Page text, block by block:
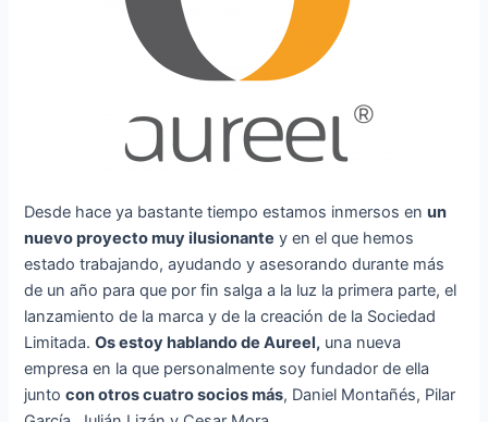
Desde hace ya bastante tiempo estamos inmersos enun
nuevo proyecto muy ilusionante y en el que hemos
estado trabajando, ayudando y asesorando durante más
de un año para que por fin salga a la luz la primera parte, el
lanzamiento de la marca y de la creación de la Sociedad
Limitada.Os estoy hablando de Aureel, una nueva
empresa en la que personalmente soy fundador de ella
juntocon otros cuatro socios más, Daniel Montañés, Pilar